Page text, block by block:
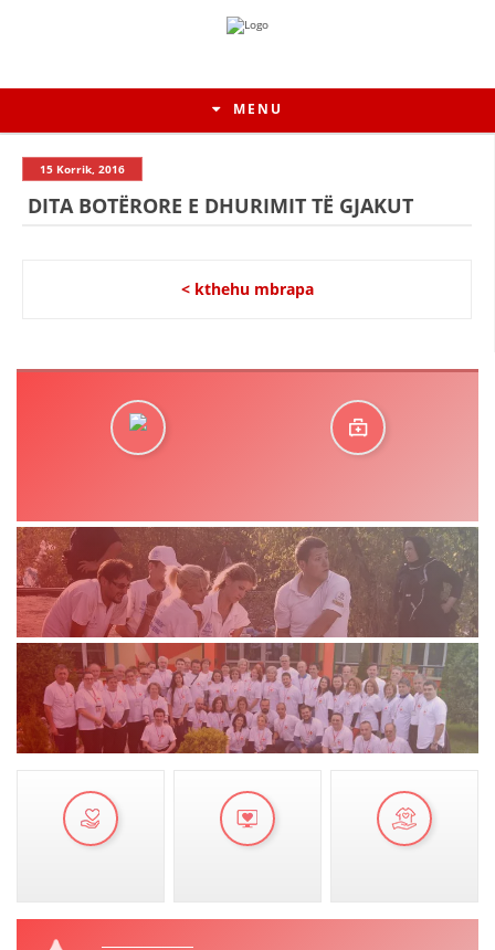
MENU
VEPRIMTARI
DORACAKË
STRATEGJI
BROCHURES
15 Korrik, 2016
DITA BOTËRORE E DHURIMIT TË GJAKUT
< kthehu mbrapa